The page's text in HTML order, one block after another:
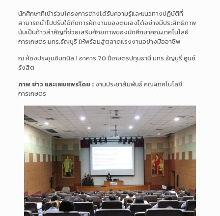
นักศึกษาที่เข้าร่วมโครงการต่างได้รับความรู้และแนวทางปฏิบัติที่
สามารถนำไปปรับใช้กับการฝึกงานของตนเองได้อย่างมีประสิทธิภาพ
นับเป็นก้าวสำคัญที่ช่วยเสริมศักยภาพของนักศึกษาคณะเทคโนโลยี
การเกษตร มทร.ธัญบุรี ให้พร้อมสู่ตลาดแรงงานอย่างมืออาชีพ
ณ ห้องประชุมอินทนิล 1 อาคาร 70 ปีเกษตรปทุมธานี มทร.ธัญบุรี ศูนย์
รังสิต
ภาพ ข่าว และเผยแพร่โดย :งานประชาสัมพันธ์ คณะเทคโนโลยี
การเกษตร